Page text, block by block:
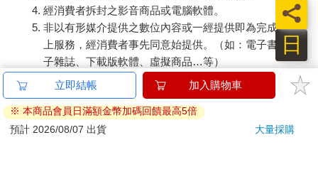
經消費者拆封之影音商品或電腦軟體。
非以有形媒介提供之數位內容或一經提供即為完成之線
上服務，經消費者事先同意始提供。（如：電子書、電
子雜誌、下載版軟體、虛擬商品…等）
已拆封之個人衛生用品。（如：內衣褲、刮鬍刀、除毛
刀…等）
若非上列種類商品，均享有到貨7天的猶豫期（含例假
日）。
日
員